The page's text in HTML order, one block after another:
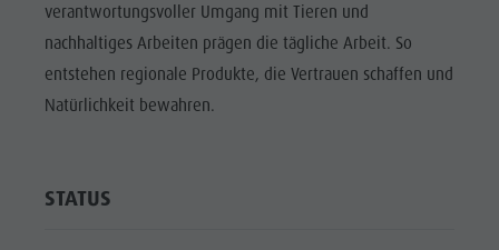
FERIENORTE
DOLOMITEN
Cook the
Mountain
Bars & Restaurants
Cook the Mountain
Shopping
Das Pustertal
Kronplatz Doctor Service
verantwortungsvoller Umgang mit Tieren und
nachhaltiges Arbeiten prägen die tägliche Arbeit. So
entstehen regionale Produkte, die Vertrauen schaffen und
Natürlichkeit bewahren.
STATUS